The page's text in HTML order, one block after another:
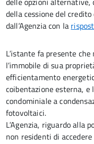
della cessione del
dall’Agenzia con la
L’istante fa presente
l’immobile di sua
efficientamento
coibentazione esterna, e
condominiale a
fotovoltaici.
L’Agenzia, riguardo alla
non residenti di